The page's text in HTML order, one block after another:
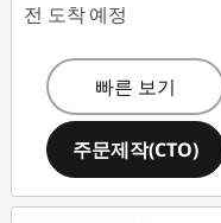
전 도착 예정
빠른 보기
주문제작(CTO)